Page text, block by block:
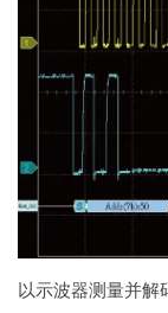
以示波器测量并解